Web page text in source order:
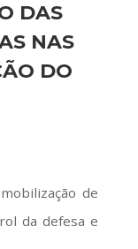
DAS
NAS
DO
de
da defesa e